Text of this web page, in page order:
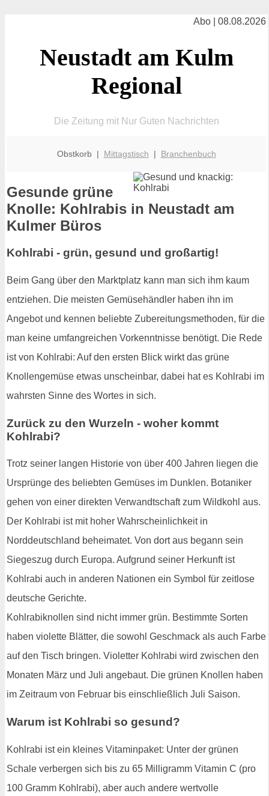
Abo | 08.08.2026
Neustadt am Kulm
Regional
Die Zeitung mit Nur Guten Nachrichten
Obstkorb | Mittagstisch | Branchenbuch
Gesunde grüne
Knolle: Kohlrabis in Neustadt am
Kulmer Büros
Kohlrabi - grün, gesund und großartig!
Beim Gang über den Marktplatz kann man sich ihm kaum
entziehen. Die meisten Gemüsehändler haben ihn im
Angebot und kennen beliebte Zubereitungsmethoden, für die
man keine umfangreichen Vorkenntnisse benötigt. Die Rede
ist von Kohlrabi: Auf den ersten Blick wirkt das grüne
Knollengemüse etwas unscheinbar, dabei hat es Kohlrabi im
wahrsten Sinne des Wortes in sich.
Zurück zu den Wurzeln - woher kommt
Kohlrabi?
Trotz seiner langen Historie von über 400 Jahren liegen die
Ursprünge des beliebten Gemüses im Dunklen. Botaniker
gehen von einer direkten Verwandtschaft zum Wildkohl aus.
Der Kohlrabi ist mit hoher Wahrscheinlichkeit in
Norddeutschland beheimatet. Von dort aus begann sein
Siegeszug durch Europa. Aufgrund seiner Herkunft ist
Kohlrabi auch in anderen Nationen ein Symbol für zeitlose
deutsche Gerichte.
Kohlrabiknollen sind nicht immer grün. Bestimmte Sorten
haben violette Blätter, die sowohl Geschmack als auch Farbe
auf den Tisch bringen. Violetter Kohlrabi wird zwischen den
Monaten März und Juli angebaut. Die grünen Knollen haben
im Zeitraum von Februar bis einschließlich Juli Saison.
Warum ist Kohlrabi so gesund?
Kohlrabi ist ein kleines Vitaminpaket: Unter der grünen
Schale verbergen sich bis zu 65 Milligramm Vitamin C (pro
100 Gramm Kohlrabi), aber auch andere wertvolle